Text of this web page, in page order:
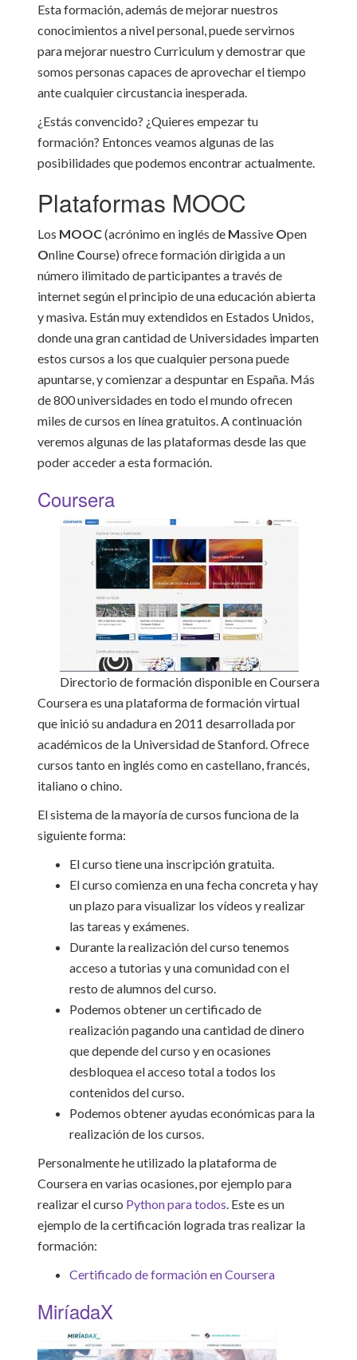
Esta formación, además de mejorar nuestros
conocimientos a nivel personal, puede servirnos
para mejorar nuestro Curriculum y demostrar que
somos personas capaces de aprovechar el tiempo
ante cualquier circustancia inesperada.
¿Estás convencido? ¿Quieres empezar tu
formación? Entonces veamos algunas de las
posibilidades que podemos encontrar actualmente.
Plataformas MOOC
Los MOOC(acrónimo en inglés de Massive Open
Online Course) ofrece formación dirigida a un
número ilimitado de participantes a través de
internet según el principio de una educación abierta
y masiva. Están muy extendidos en Estados Unidos,
donde una gran cantidad de Universidades imparten
estos cursos a los que cualquier persona puede
apuntarse, y comienzar a despuntar en España. Más
de 800 universidades en todo el mundo ofrecen
miles de cursos en línea gratuitos. A continuación
veremos algunas de las plataformas desde las que
poder acceder a esta formación.
Coursera
Directorio de formación disponible en Coursera
Coursera es una plataforma de formación virtual
que inició su andadura en 2011 desarrollada por
académicos de la Universidad de Stanford. Ofrece
cursos tanto en inglés como en castellano, francés,
italiano o chino.
El sistema de la mayoría de cursos funciona de la
siguiente forma:
El curso tiene una inscripción gratuita.
El curso comienza en una fecha concreta y hay
un plazo para visualizar los vídeos y realizar
las tareas y exámenes.
Durante la realización del curso tenemos
acceso a tutorias y una comunidad con el
resto de alumnos del curso.
Podemos obtener un certificado de
realización pagando una cantidad de dinero
que depende del curso y en ocasiones
desbloquea el acceso total a todos los
contenidos del curso.
Podemos obtener ayudas económicas para la
realización de los cursos.
Personalmente he utilizado la plataforma de
Coursera en varias ocasiones, por ejemplo para
realizar el curso Python para todos . Este es un
ejemplo de la certificación lograda tras realizar la
formación:
Certificado de formación en Coursera
MiríadaX